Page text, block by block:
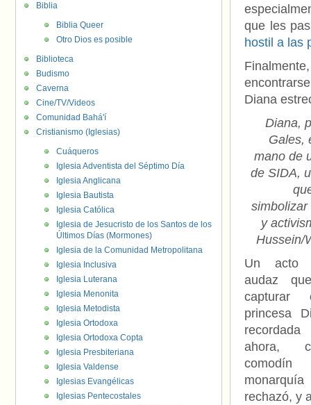
que les
hostil a las
Diana
Diana,
Gales,
mano de
de SIDA,
simbolizar
y
Hussein/
Un acto
audaz
capturar
princesa
ahora,
rechazó, y
Biblia
Biblia Queer
Otro Dios es posible
Biblioteca
Budismo
Caverna
Cine/TV/Videos
Comunidad Bahá'í
Cristianismo (Iglesias)
Cuáqueros
Iglesia Adventista del Séptimo Día
Iglesia Anglicana
Iglesia Bautista
Iglesia Católica
Iglesia de Jesucristo de los Santos de los
Últimos Días (Mormones)
Iglesia de la Comunidad Metropolitana
Iglesia Inclusiva
Iglesia Luterana
Iglesia Menonita
Iglesia Metodista
Iglesia Ortodoxa
Iglesia Ortodoxa Copta
Iglesia Presbiteriana
Iglesia Valdense
Iglesias Evangélicas
Iglesias Pentecostales